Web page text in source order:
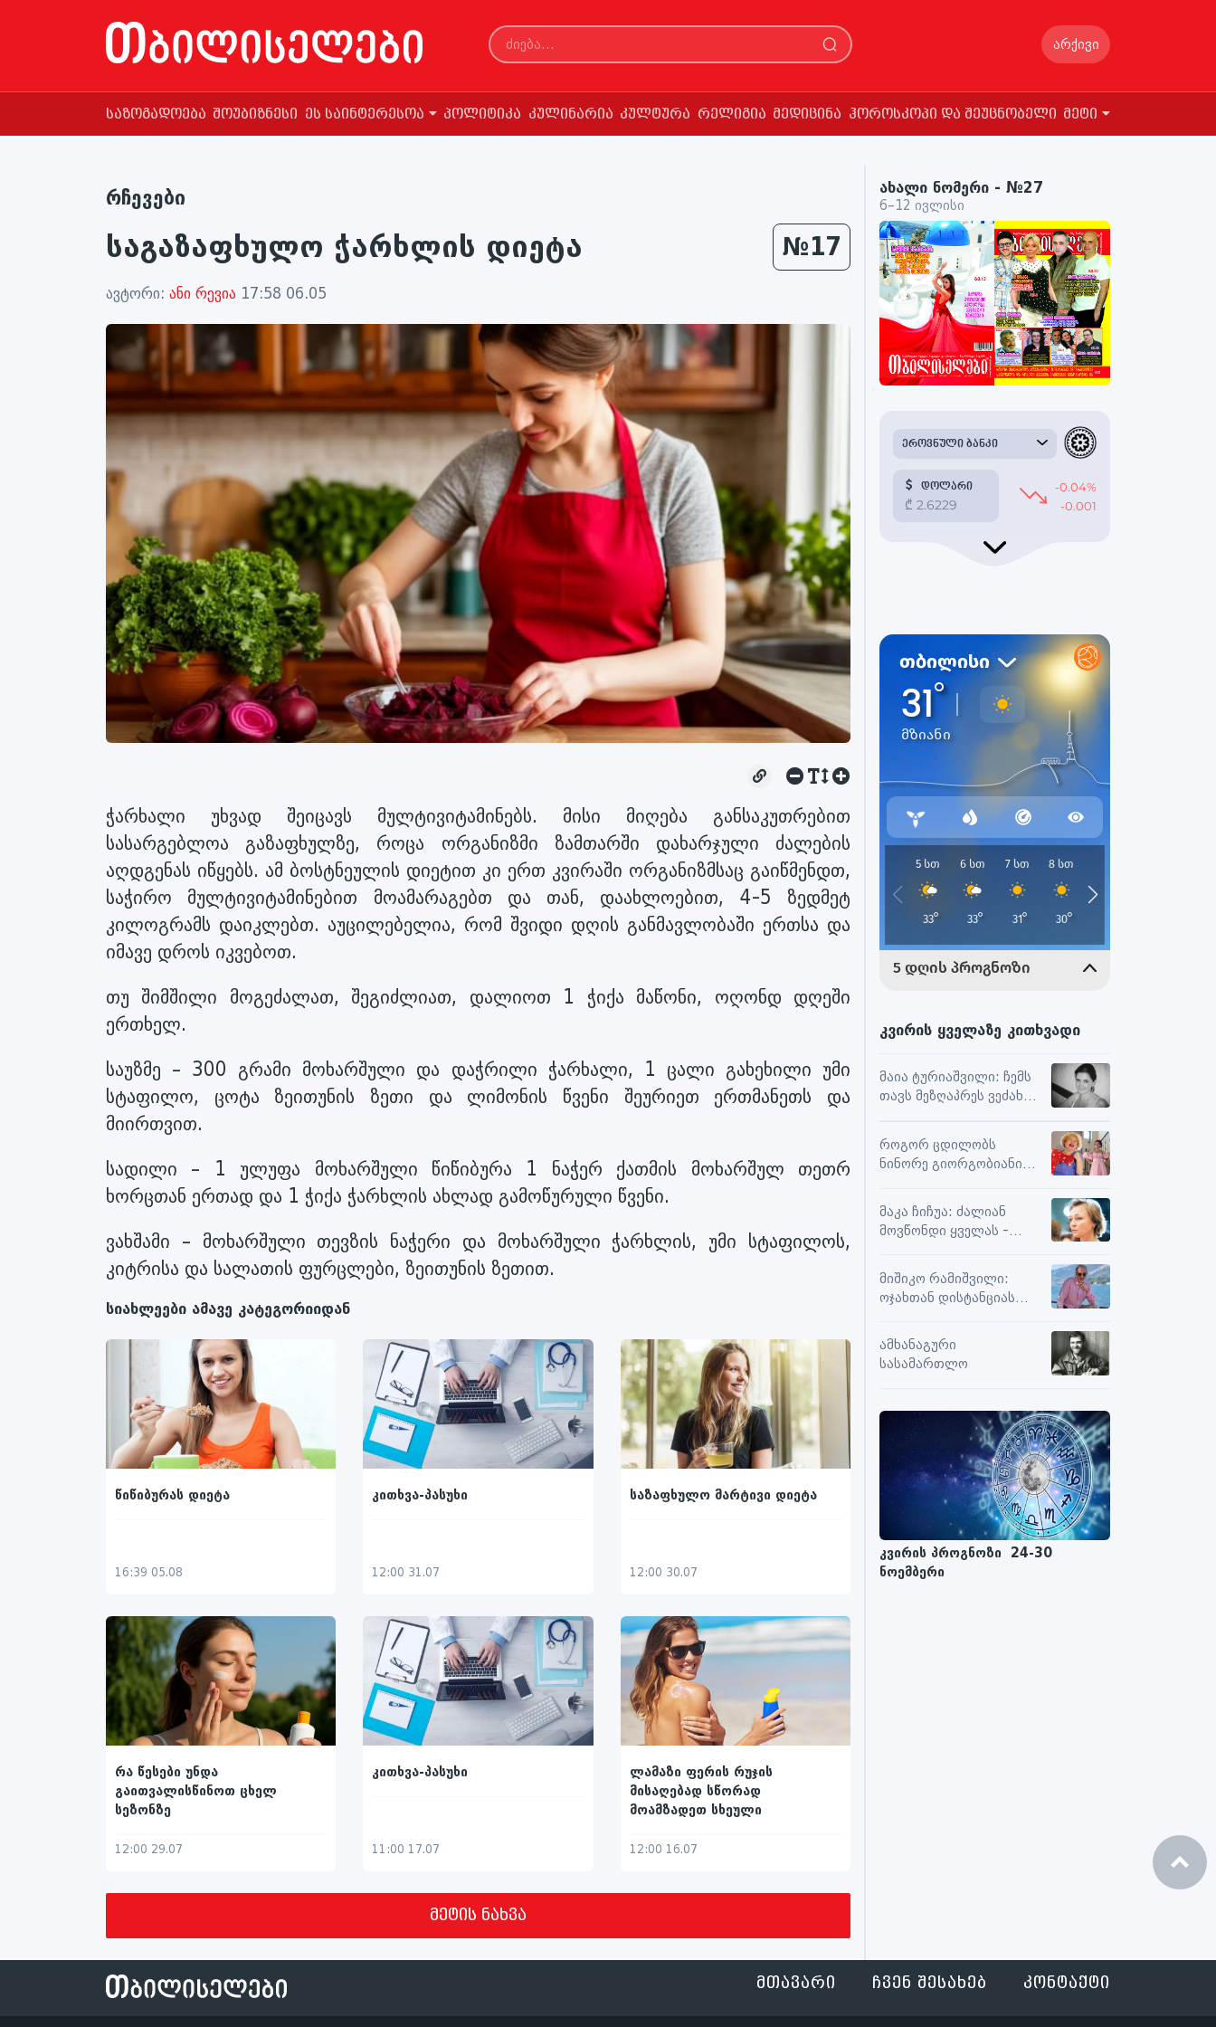
არქივი
საზოგადოება შოუბიზნესი ეს საინტერესოა პოლიტიკა კულინარია კულტურა რელიგია მედიცინა ჰოროსკოპი და შეუცნობელი მეტი
რჩევები
საგაზაფხულო ჭარხლის დიეტა №17
ავტორი: ანი რევია 17:58 06.05
ჭარხალი უხვად შეიცავს მულტივიტამინებს. მისი მიღება განსაკუთრებით
სასარგებლოა გაზაფხულზე, როცა ორგანიზმი ზამთარში დახარჯული ძალების
აღდგენას იწყებს. ამ ბოსტნეულის დიეტით კი ერთ კვირაში ორგანიზმსაც გაიწმენდთ,
საჭირო მულტივიტამინებით მოამარაგებთ და თან, დაახლოებით, 4-5 ზედმეტ
კილოგრამს დაიკლებთ. აუცილებელია, რომ შვიდი დღის განმავლობაში ერთსა და
იმავე დროს იკვებოთ.
თუ შიმშილი მოგეძალათ, შეგიძლიათ, დალიოთ 1 ჭიქა მაწონი, ოღონდ დღეში
ერთხელ.
საუზმე – 300 გრამი მოხარშული და დაჭრილი ჭარხალი, 1 ცალი გახეხილი უმი
სტაფილო, ცოტა ზეითუნის ზეთი და ლიმონის წვენი შეურიეთ ერთმანეთს და
მიირთვით.
სადილი – 1 ულუფა მოხარშული წიწიბურა 1 ნაჭერ ქათმის მოხარშულ თეთრ
ხორცთან ერთად და 1 ჭიქა ჭარხლის ახლად გამოწურული წვენი.
ვახშამი – მოხარშული თევზის ნაჭერი და მოხარშული ჭარხლის, უმი სტაფილოს,
კიტრისა და სალათის ფურცლები, ზეითუნის ზეთით.
სიახლეები ამავე კატეგორიიდან
წიწიბურას დიეტა
16:39 05.08
კითხვა-პასუხი
12:00 31.07
საზაფხულო მარტივი დიეტა
12:00 30.07
რა წესები უნდა
გაითვალისწინოთ ცხელ
სეზონზე
12:00 29.07
კითხვა-პასუხი
11:00 17.07
ლამაზი ფერის რუჯის
მისაღებად სწორად
მოამზადეთ სხეული
12:00 16.07
მეტის ნახვა
ახალი ნომერი - №27
6–12 ივლისი
კვირის ყველაზე კითხვადი
მაია ტურიაშვილი: ჩემს
თავს მეზღაპრეს ვეძახი,
ურთიერთობებსა და
შემოქმედებით
მუშაობაში
როგორ ცდილობს
ნინორე გიორგობიანი
მაქსიმალური
სიამოვნების მიღებას და
მოქმედებს თუ არა მასზე
მაკა ჩიჩუა: ძალიან
მოვწონდი ყველას -
გარეთ
მიშიკო რამიშვილი:
ოჯახთან დისტანციას
გრძელდება
ამხანაგური
სასამართლო
კვირის პროგნოზი 24-30
ნოემბერი
ᲛᲗᲐᲕᲐᲠᲘ ᲩᲕᲔᲜ ᲨᲔᲡᲐᲮᲔᲑ ᲙᲝᲜᲢᲐᲥᲢᲘ